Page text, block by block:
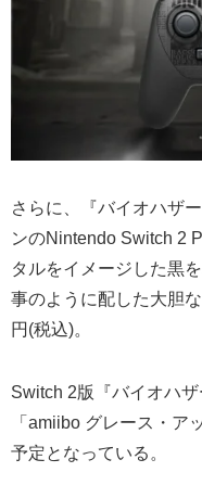
さらに、『バイオハザ
ンのNintendo Switch 2
タルをイメージした黒
事のように配した大胆
円(税込)。
Switch 2版『バイオハ
「amiibo グレース・ア
予定となっている。